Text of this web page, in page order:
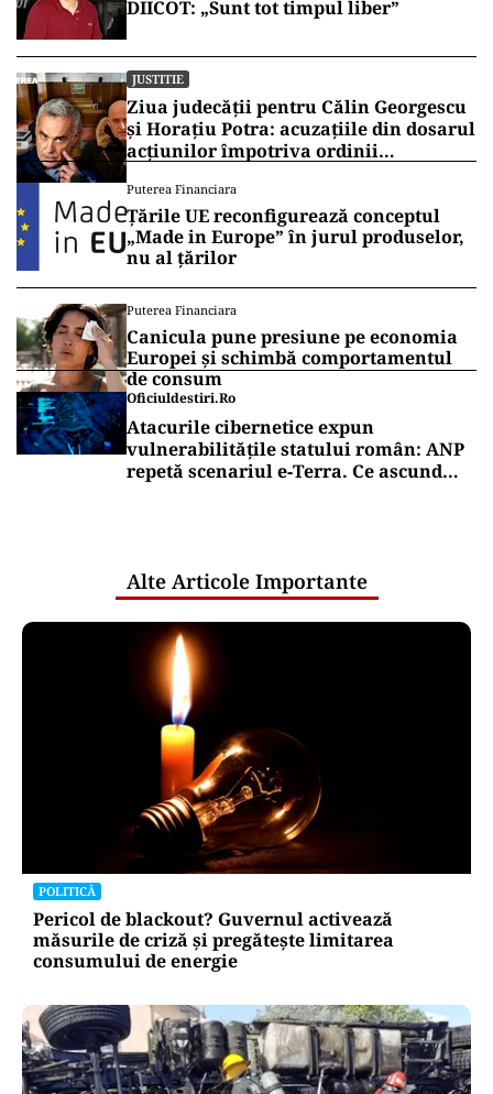
DIICOT: „Sunt tot timpul liber”
JUSTITIE
Ziua judecății pentru Călin Georgescu
și Horațiu Potra: acuzațiile din dosarul
acțiunilor împotriva ordinii
de la Înalta Curte
Puterea Financiara
Țările UE reconfigurează conceptul
„Made in Europe” în jurul produselor,
nu al țărilor
Puterea Financiara
Canicula pune presiune pe economia
Europei și schimbă comportamentul
de consum
Oficiuldestiri.ro
Atacurile cibernetice expun
vulnerabilitățile statului român: ANP
repetă scenariul e‑Terra. Ce ascund
Alte Articole Importante
POLITICĂ
Pericol de blackout? Guvernul activează
măsurile de criză și pregătește limitarea
consumului de energie